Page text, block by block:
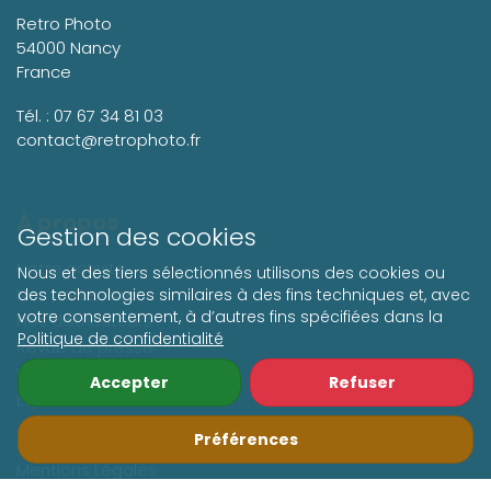
Gestion des cookies
Nous et des tiers sélectionnés utilisons des cookies ou
des technologies similaires à des fins techniques et, avec
votre consentement, à d’autres fins spécifiées dans la
Politique de confidentialité
Accepter
Refuser
Préférences
Retro Photo
54000 Nancy
France
Tél. : 07 67 34 81 03
contact@retrophoto.fr
À propos
Notre activité
Nos partenaires
Nos distributeurs
Revue de presse
Historique
Espace décorateurs
Nos conditions de vente
Mentions Légales